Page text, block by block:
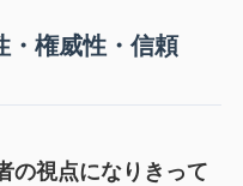
・権威性・信頼
の視点になりきって